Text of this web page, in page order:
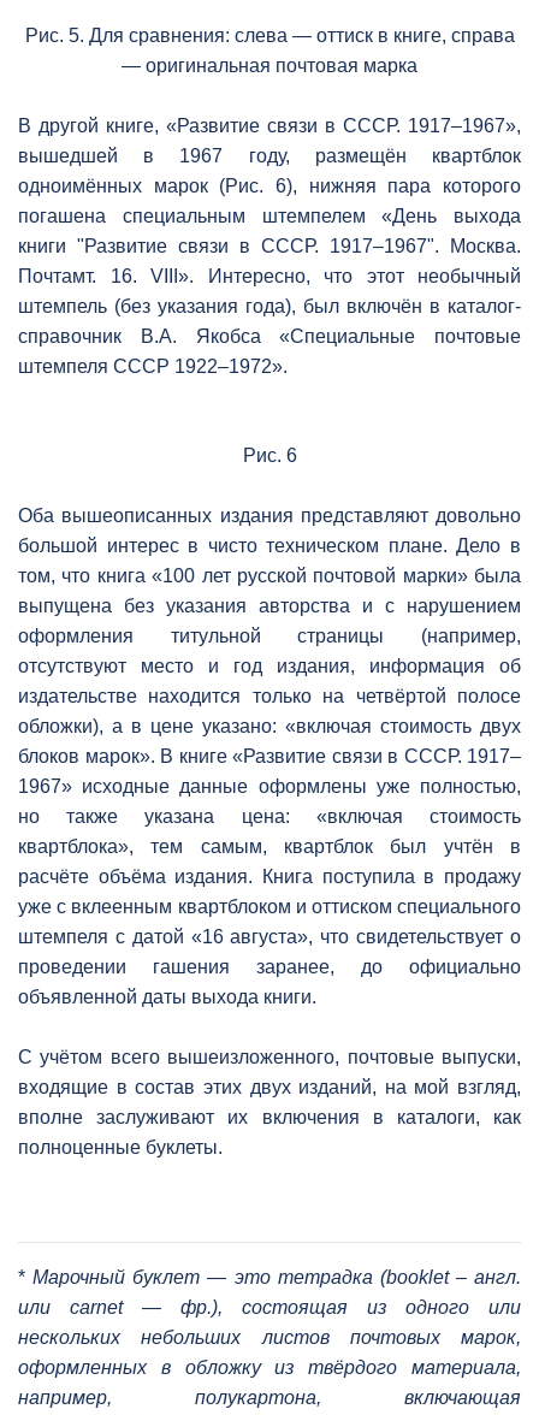
Рис. 5. Для сравнения: слева — оттиск в книге, справа
— оригинальная почтовая марка
В другой книге, «Развитие связи в СССР. 1917–1967»,
вышедшей в 1967 году, размещён квартблок
одноимённых марок (Рис. 6), нижняя пара которого
погашена специальным штемпелем «День выхода
книги "Развитие связи в СССР. 1917–1967". Москва.
Почтамт. 16. VIII». Интересно, что этот необычный
штемпель (без указания года), был включён в каталог-
справочник В.А. Якобса «Специальные почтовые
штемпеля СССР 1922–1972».
Рис. 6
Оба вышеописанных издания представляют довольно
большой интерес в чисто техническом плане. Дело в
том, что книга «100 лет русской почтовой марки» была
выпущена без указания авторства и с нарушением
оформления титульной страницы (например,
отсутствуют место и год издания, информация об
издательстве находится только на четвёртой полосе
обложки), а в цене указано: «включая стоимость двух
блоков марок». В книге «Развитие связи в СССР. 1917–
1967» исходные данные оформлены уже полностью,
но также указана цена: «включая стоимость
квартблока», тем самым, квартблок был учтён в
расчёте объёма издания. Книга поступила в продажу
уже с вклеенным квартблоком и оттиском специального
штемпеля с датой «16 августа», что свидетельствует о
проведении гашения заранее, до официально
объявленной даты выхода книги.
С учётом всего вышеизложенного, почтовые выпуски,
входящие в состав этих двух изданий, на мой взгляд,
вполне заслуживают их включения в каталоги, как
полноценные буклеты.
*Марочный буклет — это тетрадка (booklet – англ.
или сarnet — фр.), состоящая из одного или
нескольких небольших листов почтовых марок,
оформленных в обложку из твёрдого материала,
например, полукартона, включающая